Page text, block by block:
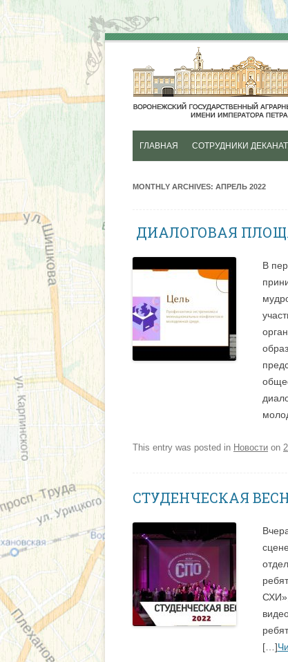
ГЛАВНАЯ СОТРУДНИКИ
MONTHLY ARCHIVES: АПРЕЛЬ 2022
ДИАЛОГОВАЯ
В
This entry was posted in Новости on
СТУДЕНЧЕСКАЯ
[…]